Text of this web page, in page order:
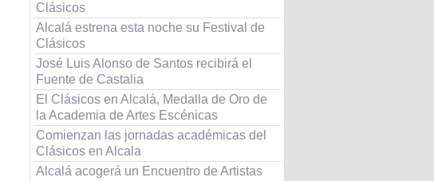
Clásicos
Alcalá estrena esta noche su Festival de
Clásicos
José Luis Alonso de Santos recibirá el
Fuente de Castalia
El Clásicos en Alcalá, Medalla de Oro de
la Academia de Artes Escénicas
Comienzan las jornadas académicas del
Clásicos en Alcala
Alcalá acogerá un Encuentro de Artistas